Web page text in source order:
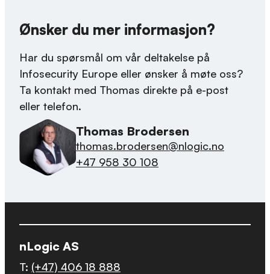
Ønsker du mer informasjon?
Har du spørsmål om vår deltakelse på
Infosecurity Europe eller ønsker å møte oss?
Ta kontakt med Thomas direkte på e-post
eller telefon.
Thomas Brodersen
thomas.brodersen@nlogic.no
+47 958 30 108
nLogic AS
T: (+47) 406 18 888